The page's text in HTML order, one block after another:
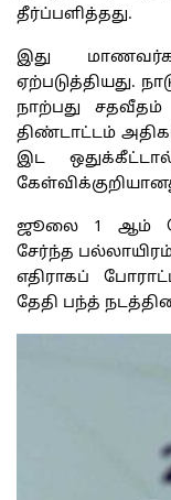
தீர்ப்பளித்தது.
இது
ஏற்படுத்தியது.
நாற்பது
திண்டாட்டம்
இட
ஜூலை 1 ஆம்
சேர்ந்த
எதிராகப்
தேதி பந்த்